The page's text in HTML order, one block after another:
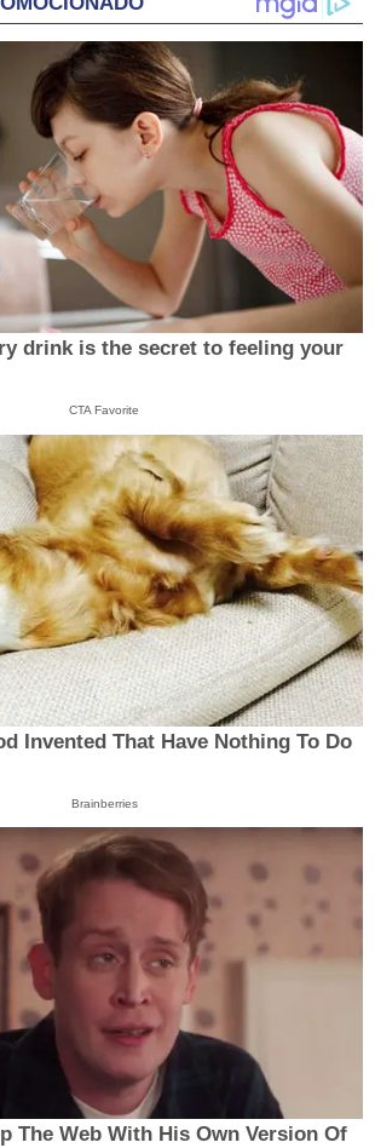
drink is the secret to feeling your
CTA Favorite
Invented That Have Nothing To Do
Brainberries
The Web With His Own Version Of